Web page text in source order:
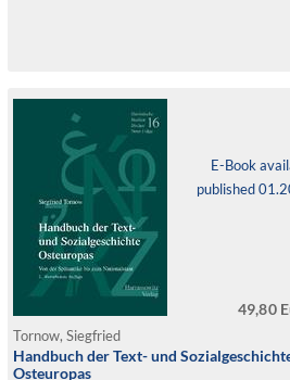
E-Book
published
49,80
Tornow, Siegfried
Handbuch der Text- und
Osteuropas